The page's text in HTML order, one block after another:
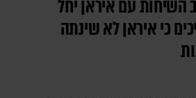
השיחות עם איראן יחל
כי איראן לא שינתה